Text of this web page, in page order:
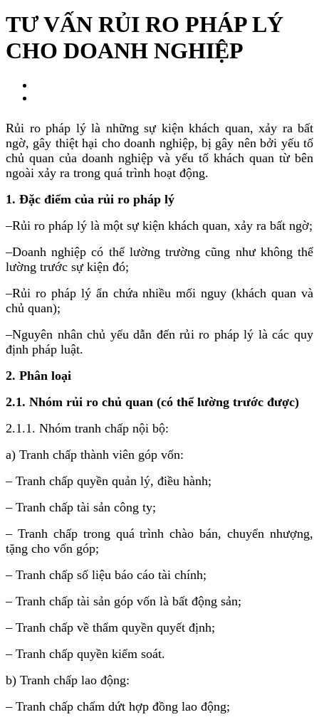
TƯ VẤN RỦI RO PHÁP LÝ
CHO DOANH NGHIỆP
Rủi ro pháp lý là những sự kiện khách quan, xảy ra bất
ngờ, gây thiệt hại cho doanh nghiệp, bị gây nên bởi yếu tố
chủ quan của doanh nghiệp và yếu tố khách quan từ bên
ngoài xảy ra trong quá trình hoạt động.
1. Đặc điểm của rủi ro pháp lý
–Rủi ro pháp lý là một sự kiện khách quan, xảy ra bất ngờ;
–Doanh nghiệp có thể lường trường cũng như không thể
lường trước sự kiện đó;
–Rủi ro pháp lý ẩn chứa nhiều mối nguy (khách quan và
chủ quan);
–Nguyên nhân chủ yếu dẫn đến rủi ro pháp lý là các quy
định pháp luật.
2. Phân loại
2.1. Nhóm rủi ro chủ quan (có thể lường trước được)
2.1.1. Nhóm tranh chấp nội bộ:
a) Tranh chấp thành viên góp vốn:
– Tranh chấp quyền quản lý, điều hành;
– Tranh chấp tài sản công ty;
– Tranh chấp trong quá trình chào bán, chuyển nhượng,
tặng cho vốn góp;
– Tranh chấp số liệu báo cáo tài chính;
– Tranh chấp tài sản góp vốn là bất động sản;
– Tranh chấp về thẩm quyền quyết định;
– Tranh chấp quyền kiểm soát.
b) Tranh chấp lao động:
– Tranh chấp chấm dứt hợp đồng lao động;